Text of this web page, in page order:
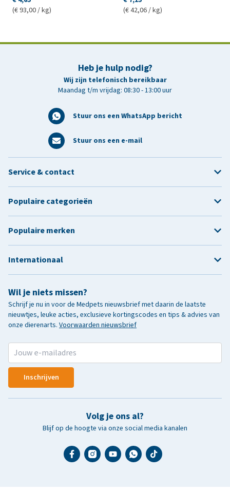
(€ 93,00 / kg)
(€ 42,06 / kg)
Heb je hulp nodig?
Wij zijn telefonisch bereikbaar
Maandag t/m vrijdag: 08:30 - 13:00 uur
Stuur ons een WhatsApp bericht
Stuur ons een e-mail
Wil je niets missen?
Schrijf je nu in voor de Medpets nieuwsbrief met daarin de laatste
nieuwtjes, leuke acties, exclusieve kortingscodes en tips & advies van
onze dierenarts. Voorwaarden nieuwsbrief
Inschrijven
Volg je ons al?
Blijf op de hoogte via onze social media kanalen
Service & contact
Populaire categorieën
Populaire merken
Internationaal